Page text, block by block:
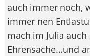
auch immer noch,
immer nen
mach im Julia
Ehrensache...und